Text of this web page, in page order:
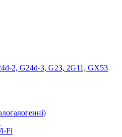
2, G24d-3, G23, 2G11, GX53
Fi